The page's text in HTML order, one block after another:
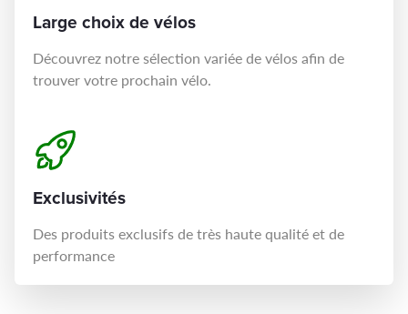
Large choix de vélos
Découvrez notre sélection variée de vélos afin de
trouver votre prochain vélo.
Exclusivités
Des produits exclusifs de très haute qualité et de
performance